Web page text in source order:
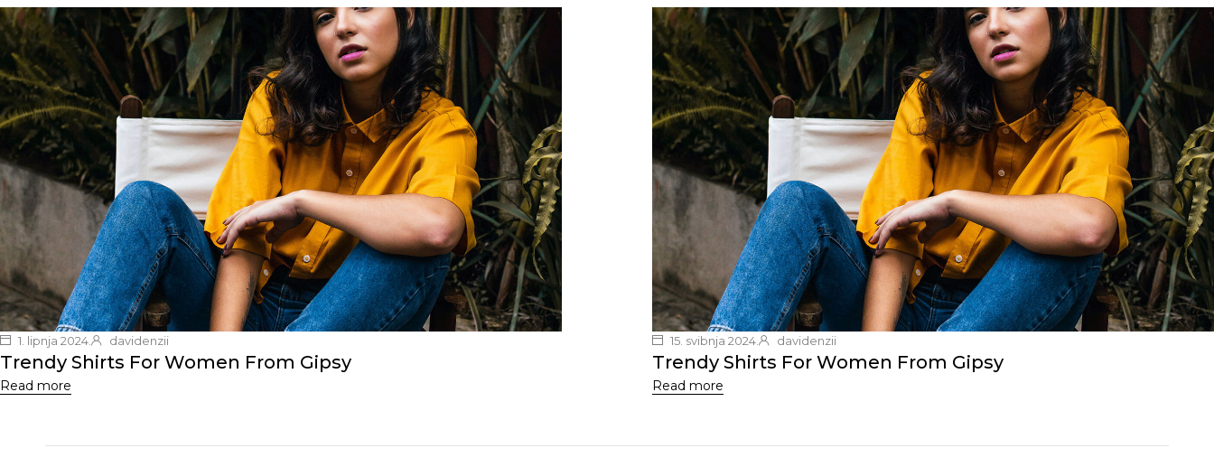
1. lipnja 2024. davidenzii
Trendy Shirts For Women From Gipsy
Read more
15. svibnja 2024. davidenzii
Trendy Shirts For Women From Gipsy
Read more